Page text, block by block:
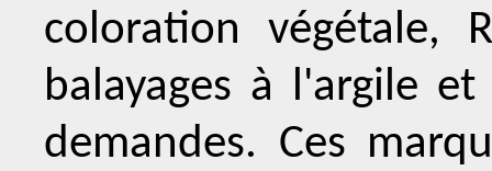
coloration végétale,
balayages à l'argile
demandes. Ces